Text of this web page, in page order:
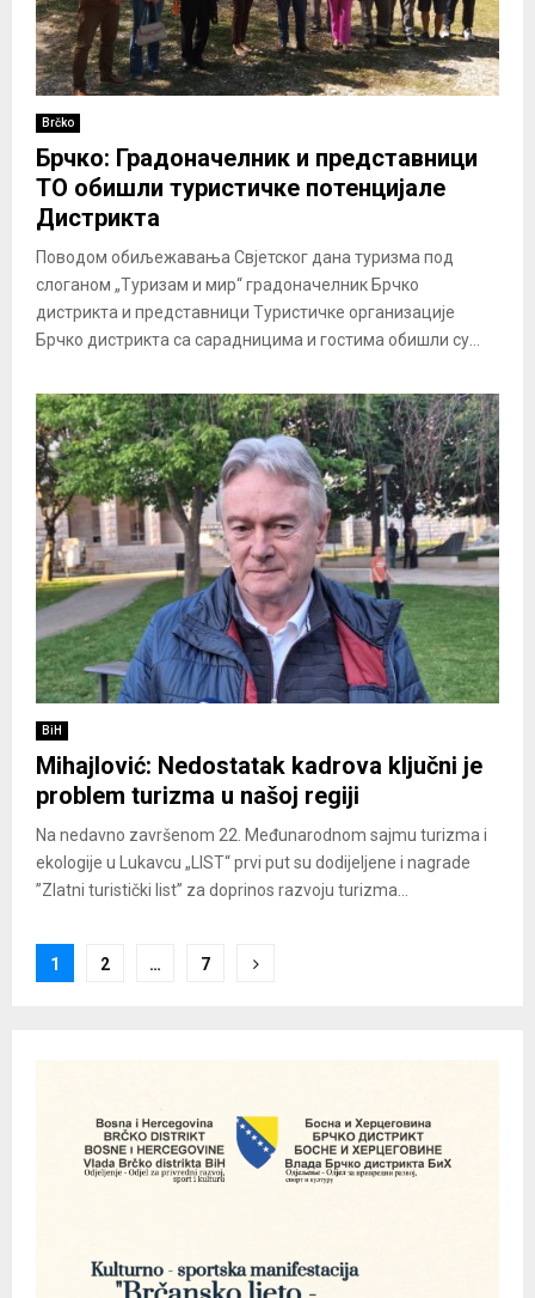
Brčko
Брчко: Градоначелник и представници
ТО обишли туристичке потенцијале
Дистрикта
Поводом обиљежавања Свјетског дана туризма под
слоганом „Туризам и мир“ градоначелник Брчко
дистрикта и представници Туристичке организације
Брчко дистрикта са сарадницима и гостима обишли су...
BiH
Mihajlović: Nedostatak kadrova ključni je
problem turizma u našoj regiji
Na nedavno završenom 22. Međunarodnom sajmu turizma i
ekologije u Lukavcu „LIST“ prvi put su dodijeljene i nagrade
”Zlatni turistički list” za doprinos razvoju turizma...
Posts
1 2 … 7